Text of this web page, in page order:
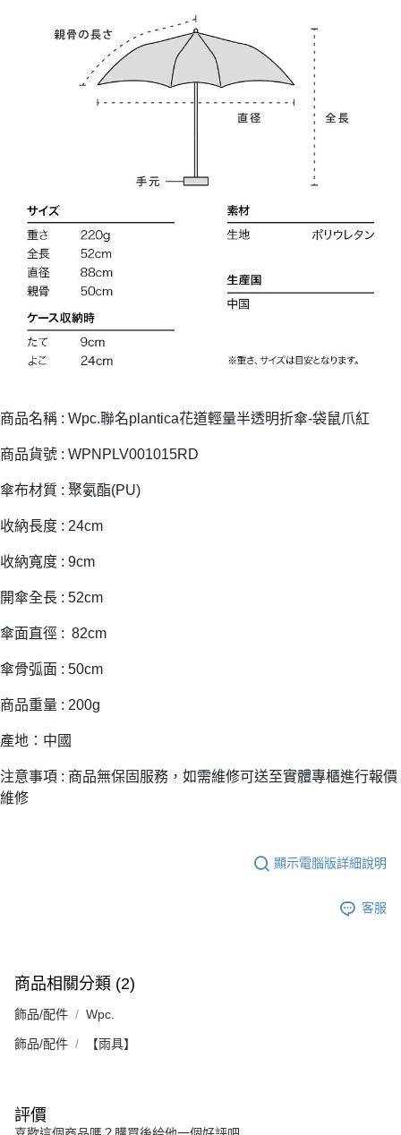
商品名稱 : Wpc.聯名plantica花道輕量半透明折傘-袋鼠爪紅
商品貨號 : WPNPLV001015RD
傘布材質 : 聚氨酯(PU)
收納長度 : 24cm
收納寬度 : 9cm
開傘全長 : 52cm
傘面直徑 : 82cm
傘骨弧面 : 50cm
商品重量 : 200g
產地：中國
注意事項 : 商品無保固服務，如需維修可送至實體專櫃進行報價
維修
顯示電腦版詳細說明
客服
商品相關分類 (2)
飾品/配件 Wpc.
飾品/配件 【雨具】
評價